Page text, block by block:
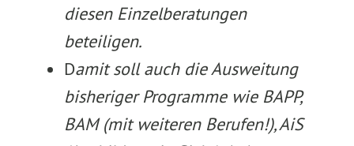
diesen Einzelberatungen
beteiligen.
Damit soll auch die Ausweitung
bisheriger Programme wie BAPP,
BAM (mit weiteren Berufen!), AiS